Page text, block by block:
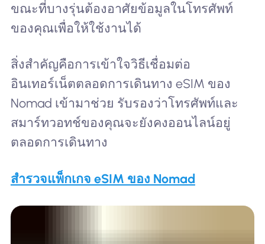
ขณะที่บางรุ่นต้องอาศัยข้อมูลในโทรศัพท์
ของคุณเพื่อให้ใช้งานได้
สิ่งสำคัญคือการเข้าใจวิธีเชื่อมต่อ
อินเทอร์เน็ตตลอดการเดินทาง eSIM ของ
Nomad เข้ามาช่วย รับรองว่าโทรศัพท์และ
สมาร์ทวอทช์ของคุณจะยังคงออนไลน์อยู่
ตลอดการเดินทาง
สำรวจแพ็กเกจ eSIM ของ Nomad